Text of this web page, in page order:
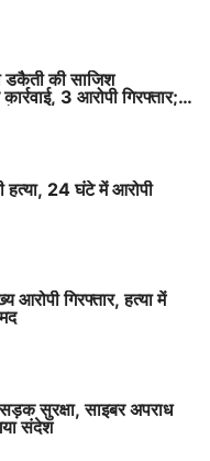
डकैती की साजिश
3 आरोपी गिरफ्तार;
बरामद
हत्या, 24 घंटे में आरोपी
आरोपी गिरफ्तार, हत्या में
सुरक्षा, साइबर अपराध
संदेश